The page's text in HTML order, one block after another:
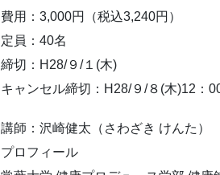
費用：3,000円（税込3,240円）
定員：40名
締切：H28/９/１(木)
キャンセル締切：H28/９/８(木)12：
講師：沢崎健太（さわざき けんた）
プロフィール